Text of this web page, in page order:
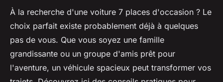
À la recherche d'une voiture 7 places d'occasion ? Le
choix parfait existe probablement déjà à quelques
pas de vous. Que vous soyez une famille
grandissante ou un groupe d'amis prêt pour
l'aventure, un véhicule spacieux peut transformer vos